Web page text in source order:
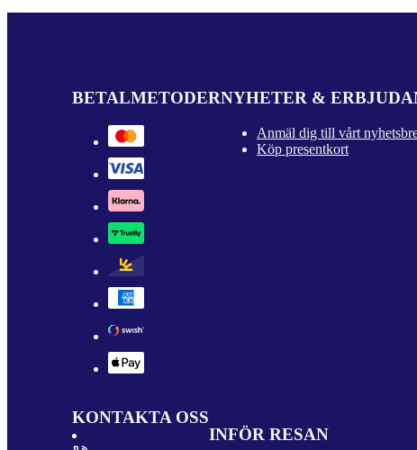
BETALMETODERNYHETER &
Anmäl dig till vårt
Köp presentkort
KONTAKTA OSS
INFÖR RESAN